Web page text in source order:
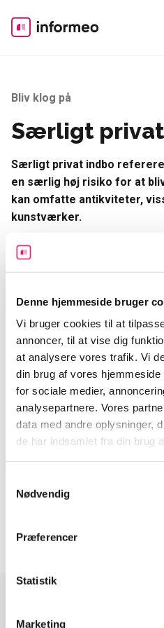
Denne hjemmeside bruger
Vi bruger cookies til at
annoncer, til at vise dig
at analysere vores trafik. Vi
din brug af vores
for sociale medier,
analysepartnere. Vores
data med andre oplysninger,
de har indsamlet fra din brug
Nødvendig
Præferencer
Statistik
Marketing
content
Bliv klog på
Særligt
Særligt privat indbo
en særlig høj risiko for at
kan omfatte antikviteter,
kunstværker.
Når det kommer til
,
dækningen mellem særligt
Det er vigtigt at være
indboforsikringkan have
for dækningen af særligt privat
idé at kontakte
hvordan dine værdifulde
behov for at tilføje ekstra
for at beskytte dem fuldt ud.
Husk at dokumentere dine
dokumenter et sikkert sted.
erstatning.